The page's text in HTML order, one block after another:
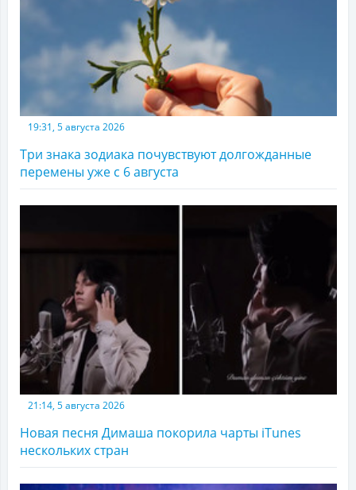
19:31, 5 августа 2026
Три знака зодиака почувствуют долгожданные
перемены уже с 6 августа
21:14, 5 августа 2026
Новая песня Димаша покорила чарты iTunes
нескольких стран